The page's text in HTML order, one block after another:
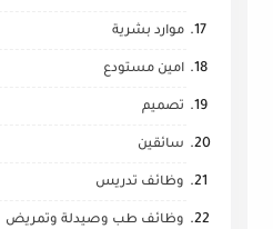
موارد بشرية
امين مستودع
تصميم
سائقين
وظائف تدريس
وظائف طب وصيدلة وتمريض